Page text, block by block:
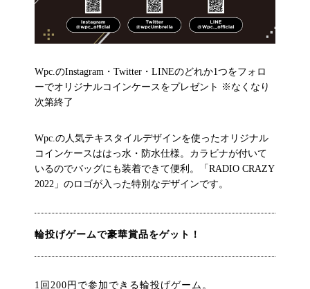
Wpc.のInstagram・Twitter・LINEのどれか1つをフォロ
ーでオリジナルコインケースをプレゼント ※なくなり
次第終了
Wpc.の人気テキスタイルデザインを使ったオリジナル
コインケースははっ水・防水仕様。カラビナが付いて
いるのでバッグにも装着できて便利。「RADIO CRAZY
2022」のロゴが入った特別なデザインです。
輪投げゲームで豪華賞品をゲット！
1回200円で参加できる輪投げゲーム。